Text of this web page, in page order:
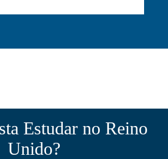
Estudar no Reino
Unido?